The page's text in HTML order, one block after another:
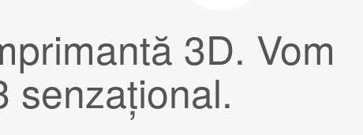
3D. Vom
senzațional.